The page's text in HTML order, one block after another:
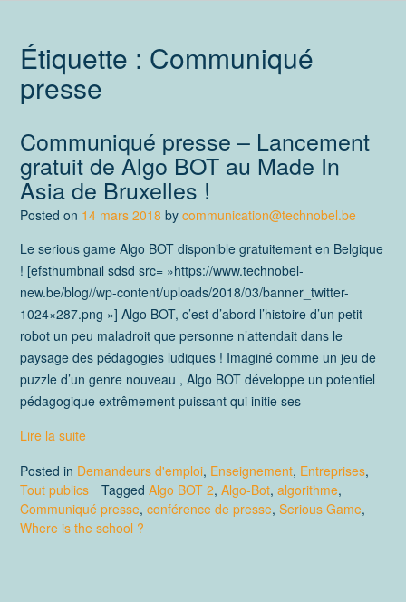
Étiquette : Communiqué
presse
Communiqué presse – Lancement
gratuit de Algo BOT au Made In
Asia de Bruxelles !
Posted on 14 mars 2018 by communication@technobel.be
Le serious game Algo BOT disponible gratuitement en Belgique
! [efsthumbnail sdsd src= »https://www.technobel-
new.be/blog//wp-content/uploads/2018/03/banner_twitter-
1024×287.png »] Algo BOT, c’est d’abord l’histoire d’un petit
robot un peu maladroit que personne n’attendait dans le
paysage des pédagogies ludiques ! Imaginé comme un jeu de
puzzle d’un genre nouveau , Algo BOT développe un potentiel
pédagogique extrêmement puissant qui initie ses
Lire la suite
Posted in Demandeurs d'emploi, Enseignement, Entreprises,
Tout publics
Tagged Algo BOT 2, Algo-Bot, algorithme,
Communiqué presse, conférence de presse, Serious Game,
Where is the school ?